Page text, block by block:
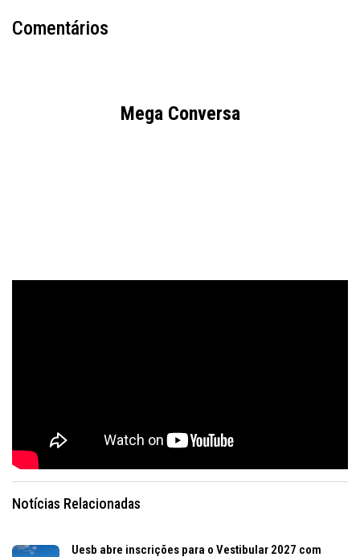
Comentários
Mega Conversa
Notícias Relacionadas
Uesb abre inscrições para o Vestibular 2027 com